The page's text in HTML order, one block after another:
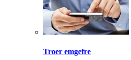
Troer emgefre